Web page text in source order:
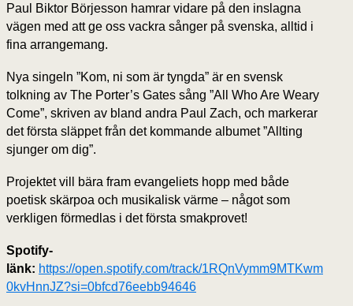
Paul Biktor Börjesson hamrar vidare på den inslagna
vägen med att ge oss vackra sånger på svenska, alltid i
fina arrangemang.
Nya singeln ”Kom, ni som är tyngda” är en svensk
tolkning av The Porter’s Gates sång ”All Who Are Weary
Come”, skriven av bland andra Paul Zach, och markerar
det första släppet från det kommande albumet ”Allting
sjunger om dig”.
Projektet vill bära fram evangeliets hopp med både
poetisk skärpoa och musikalisk värme – något som
verkligen förmedlas i det första smakprovet!
Spotify-
länk: https://open.spotify.com/track/1RQnVymm9MTKwm
0kvHnnJZ?si=0bfcd76eebb94646